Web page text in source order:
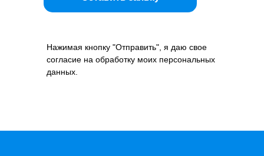
Нажимая кнопку "Отправить", я даю свое
согласие на обработку моих персональных
данных.